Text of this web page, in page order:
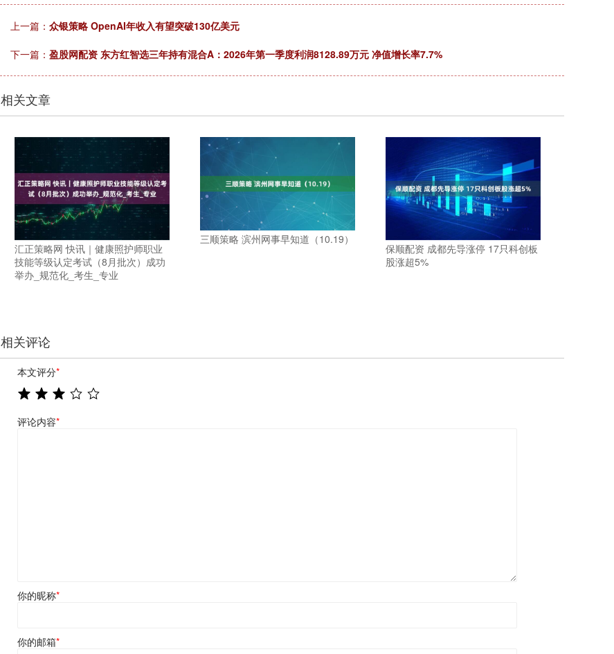
上一篇： 众银策略 OpenAI年收入有望突破130亿美元
下一篇： 盈股网配资 东方红智选三年持有混合A：2026年第一季度利润8128.89万元 净值增长率7.7%
相关文章
汇正策略网 快讯｜健康照护师职业
技能等级认定考试（8月批次）成功
举办_规范化_考生_专业
三顺策略 滨州网事早知道（10.19）
保顺配资 成都先导涨停 17只科创板
股涨超5%
相关评论
本文评分*
评论内容*
你的昵称*
你的邮箱*